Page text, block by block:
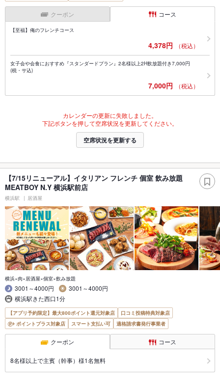
クーポン コース
【至福】俺のフレンチコース
4,378円 （税込）
女子会や会食におすすめ『スタンダードプラン』2名様以上2H飲放題付き7,000円
(税・サ込)
7,000円 （税込）
カレンダーの更新に失敗しました。
下記ボタンを押して空席状況を更新してください。
空席状況を更新する
【7/15リニューアル】イタリアン フレンチ 個室 飲み放題
MEATBOY N.Y 横浜駅前店
横浜駅 居酒屋
横浜×肉×居酒屋×個室×飲み放題
3001～4000円
3001～4000円
横浜駅きた西口1分
【アプリ予約限定】最大800ポイント還元対象店
口コミ投稿特典対象店
ポイントプラス対象店
スマート支払い可 適格請求書発行事業者
クーポン コース
8名様以上で主賓（幹事）様1名無料